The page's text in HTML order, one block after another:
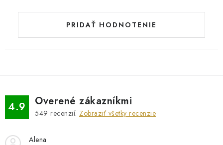
PRIDAŤ HODNOTENIE
4.9 Overené zákazníkmi
549 recenzií. Zobraziť všetky recenzie
Alena